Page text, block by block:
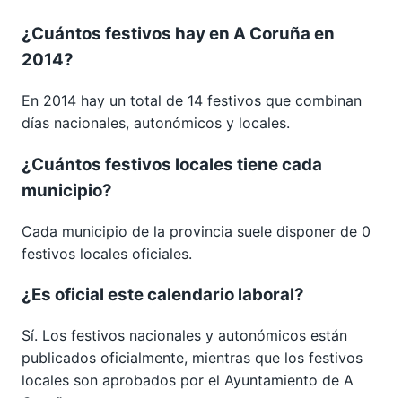
¿Cuántos festivos hay en A Coruña en
2014?
En 2014 hay un total de 14 festivos que combinan
días nacionales, autonómicos y locales.
¿Cuántos festivos locales tiene cada
municipio?
Cada municipio de la provincia suele disponer de 0
festivos locales oficiales.
¿Es oficial este calendario laboral?
Sí. Los festivos nacionales y autonómicos están
publicados oficialmente, mientras que los festivos
locales son aprobados por el Ayuntamiento de A